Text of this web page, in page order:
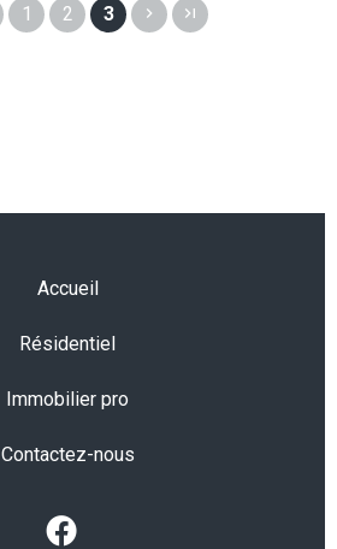
1 2 3
Accueil
Résidentiel
Immobilier pro
Contactez-nous